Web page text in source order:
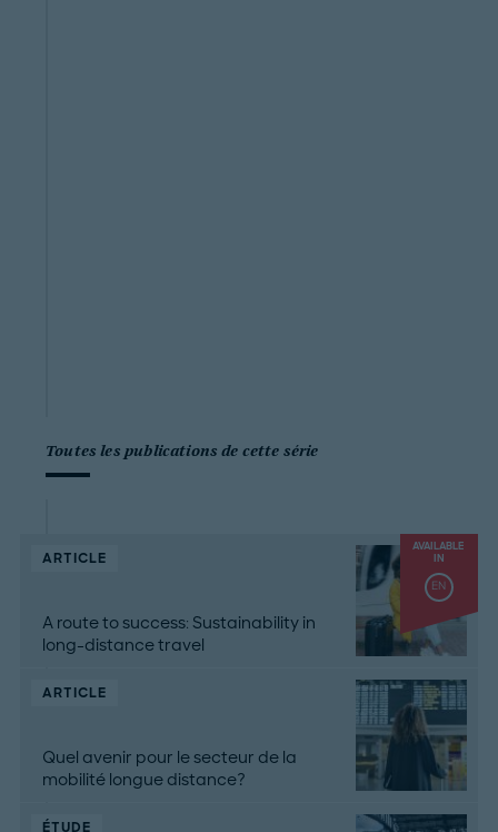
Toutes les publications de cette série
AVAILABLE
IN
EN
ARTICLE
A route to success: Sustainability in
long-distance travel
ARTICLE
Quel avenir pour le secteur de la
mobilité longue distance?
ÉTUDE